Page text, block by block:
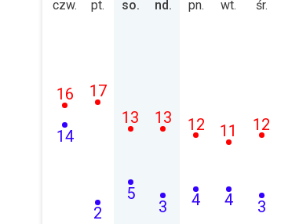
czw.
14
16
pt.
2
17
so.
5
13
nd.
3
13
pn.
4
12
wt.
4
11
śr.
3
12